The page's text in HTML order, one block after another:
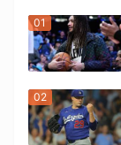
01
02